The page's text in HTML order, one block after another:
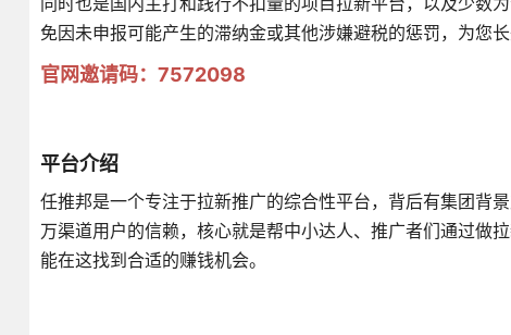
免因未申报可能产生的滞纳金或其他涉嫌避税的惩罚，为您长
官网邀请码：7572098
平台介绍
任推邦是一个专注于拉新推广的综合性平台，背后有集团背
万渠道用户的信赖，核心就是帮中小达人、推广者们通过做
能在这找到合适的赚钱机会。